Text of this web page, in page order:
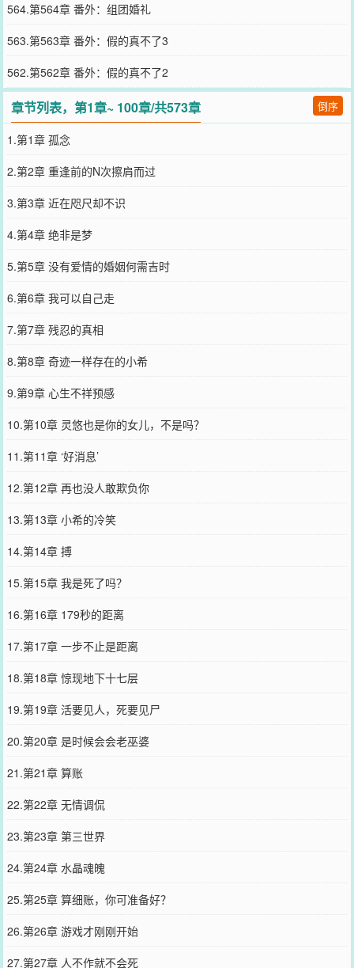
564.第564章 番外：组团婚礼
563.第563章 番外：假的真不了3
562.第562章 番外：假的真不了2
章节列表，第1章~ 100章/共573章 倒序
1.第1章 孤念
2.第2章 重逢前的N次擦肩而过
3.第3章 近在咫尺却不识
4.第4章 绝非是梦
5.第5章 没有爱情的婚姻何需吉时
6.第6章 我可以自己走
7.第7章 残忍的真相
8.第8章 奇迹一样存在的小希
9.第9章 心生不祥预感
10.第10章 灵悠也是你的女儿，不是吗？
11.第11章 ‘好消息’
12.第12章 再也没人敢欺负你
13.第13章 小希的冷笑
14.第14章 搏
15.第15章 我是死了吗？
16.第16章 179秒的距离
17.第17章 一步不止是距离
18.第18章 惊现地下十七层
19.第19章 活要见人，死要见尸
20.第20章 是时候会会老巫婆
21.第21章 算账
22.第22章 无情调侃
23.第23章 第三世界
24.第24章 水晶魂魄
25.第25章 算细账，你可准备好？
26.第26章 游戏才刚刚开始
27.第27章 人不作就不会死